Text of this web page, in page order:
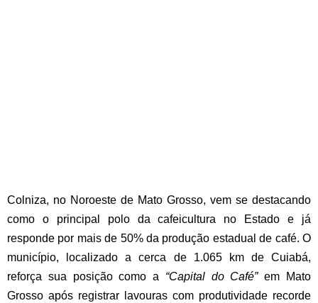
Colniza, no Noroeste de Mato Grosso, vem se destacando
como o principal polo da cafeicultura no Estado e já
responde por mais de 50% da produção estadual de café. O
município, localizado a cerca de 1.065 km de Cuiabá,
reforça sua posição como a “Capital do Café”em Mato
Grosso após registrar lavouras com produtividade recorde